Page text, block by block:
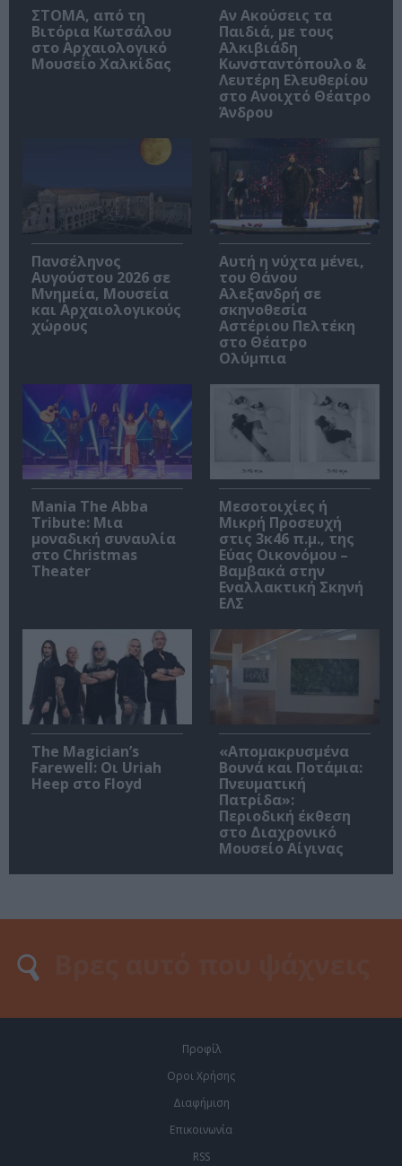
ΣΤΟΜΑ, από τη
Βιτόρια Κωτσάλου
στο Αρχαιολογικό
Μουσείο Χαλκίδας
Αν Ακούσεις τα
Παιδιά, με τους
Αλκιβιάδη
Κωνσταντόπουλο &
Λευτέρη Ελευθερίου
στο Ανοιχτό Θέατρο
Άνδρου
Πανσέληνος
Αυγούστου 2026 σε
Μνημεία, Μουσεία
και Αρχαιολογικούς
χώρους
Αυτή η νύχτα μένει,
του Θάνου
Αλεξανδρή σε
σκηνοθεσία
Αστέριου Πελτέκη
στο Θέατρο
Ολύμπια
Mania The Abba
Tribute: Μια
μοναδική συναυλία
στο Christmas
Theater
Μεσοτοιχίες ή
Μικρή Προσευχή
στις 3κ46 π.μ., της
Εύας Οικονόμου –
Βαμβακά στην
Εναλλακτική Σκηνή
ΕΛΣ
The Magician’s
Farewell: Οι Uriah
Heep στο Floyd
«Απομακρυσμένα
Βουνά και Ποτάμια:
Πνευματική
Πατρίδα»:
Περιοδική έκθεση
στο Διαχρονικό
Μουσείο Αίγινας
Προφίλ
Οροι Χρήσης
Διαφήμιση
Επικοινωνία
RSS